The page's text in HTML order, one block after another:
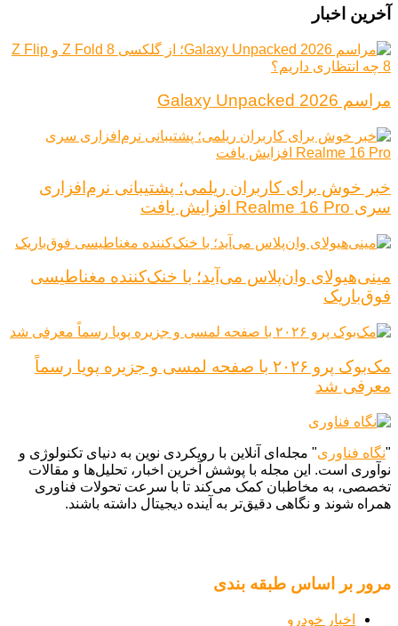
آخرین اخبار
مراسم Galaxy Unpacked 2026
خبر خوش برای کاربران ریلمی؛ پشتیبانی نرم‌افزاری
سری Realme 16 Pro افزایش یافت
مینی‌هیولای وان‌پلاس می‌آید؛ با خنک‌کننده مغناطیسی
فوق‌باریک
مک‌بوک پرو ۲۰۲۶ با صفحه لمسی و جزیره پویا رسماً
معرفی شد
"نگاه فناوری" مجله‌ای آنلاین با رویکردی نوین به دنیای تکنولوژی و
نوآوری است. این مجله با پوشش آخرین اخبار، تحلیل‌ها و مقالات
تخصصی، به مخاطبان کمک می‌کند تا با سرعت تحولات فناوری
همراه شوند و نگاهی دقیق‌تر به آینده دیجیتال داشته باشند.
مرور بر اساس طبقه بندی
اخبار خودرو